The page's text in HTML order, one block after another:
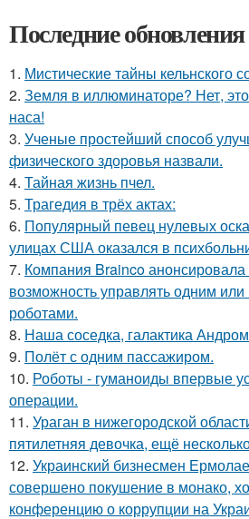
Последние обновления
1. Мистические тайны кельнского
2. Земля в иллюминаторе? Нет,
наса!
3. Ученые простейший способ
физического здоровья назвали.
4. Тайная жизнь пчел.
5. Трагедия в трёх актах:
6. Популярный певец нулевых
улицах США оказался в
7. Компания Brainco
возможность управлять одним или
роботами.
8. Наша соседка, галактика
9. Полёт с одним пассажиром.
10. Роботы - гуманоиды впервые
операции.
11. Ураган в нижегородской
пятилетняя девочка, ещё
12. Украинский бизнесмен
совершено покушение в монако,
конференцию о коррупции на